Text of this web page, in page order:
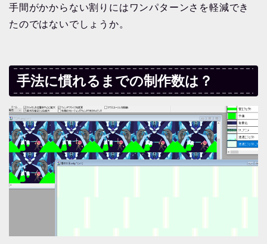
手間がかからない割りにはワンパターンさを軽減でき
たのではないでしょうか。
手法に慣れるまでの制作数は？